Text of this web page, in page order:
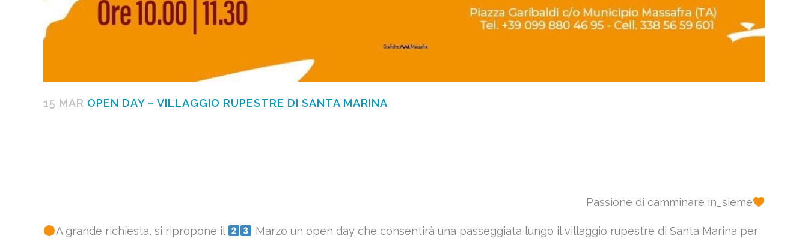
15 MAR OPEN DAY – VILLAGGIO RUPESTRE DI SANTA MARINA
Passione di camminare in_sieme
A grande richiesta, si ripropone il
Marzo un open day che consentirà una passeggiata lungo il villaggio rupestre di Santa Marina per